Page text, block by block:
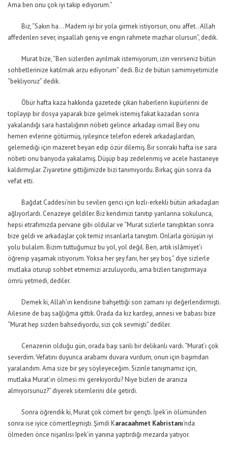
Ama ben onu çok iyi takip ediyorum.”
Biz, “Sakın ha… Madem iyi bir yola girmek istiyorsun, onu affet.. Allah
affedenleri sever, inşaallah geniş ve engin rahmete mazhar olursun”, dedik.
Murat bize, “Ben sizlerden ayrılmak istemiyorum, izin verirseniz bütün
sohbetlerinize katılmak arzu ediyorum” dedi. Biz de bütün samimiyetimizle
“bekliyoruz” dedik.
Öbür hafta kaza hakkında gazetede çıkan haberlerin kupürlerini de
toplayıp bir dosya yaparak bize gelmek istemiş fakat kazadan sonra
yakalandığı sara hastalığının nöbeti gelince arkadaşı ismail Bey onu
hemen evlerine götürmüş, iyileşince telefon ederek arkadaşlardan,
gelemediği için mazeret beyan edip özür dilemiş. Bir sonraki hafta ise sara
nöbeti onu banyoda yakalamış. Düşüp başı zedelenmiş ve acele hastaneye
kaldırmışlar. Ziyaretine gittiğimizde bizi tanımıyordu. Birkaç gün sonra da
vefat etti.
Bağdat Caddesi’nin bu sevilen genci için kızlı-erkekli bütün arkadaşları
ağlıyorlardı. Cenazeye geldiler. Biz kendimizi tanıtıp yanlarına sokulunca,
hepsi etrafımızda pervane gibi oldular ve “Murat sizlerle tanıştıktan sonra
bize geldi ve arkadaşlar çok temiz insanlarla tanıştım. Onlarla görüşün iyi
yolu bulalım. Bizim tuttuğumuz bu yol, yol değil. Ben, artık islâmiyet’i
öğrenip yaşamak istiyorum. Yoksa her şey fani, her şey boş.” diye sizlerle
mutlaka oturup sohbet etmemizi arzuluyordu, ama bizleri tanıştırmaya
ömrü yetmedi, dediler.
Demek ki, Allah’ın kendisine bahşettiği son zamanı iyi değerlendirmişti.
Ailesine de baş sağlığma gittik. Orada da kız kardeşi, annesi ve babası bize
“Murat hep sizden bahsediyordu, sizi çok sevmişti” dediler.
Cenazenin olduğu gün, orada başı sarılı bir delikanlı vardı. “Murat’ı çok
severdim. Vefatını duyunca arabamı duvara vurdum, onun için başımdan
yaralandım. Ama size bir şey söyleyeceğim. Sizinle tanışmamız için,
mutlaka Murat’ın ölmesi mi gerekiyordu? Niye bizleri de aranıza
almıyorsunuz?” diyerek sitemlerini dile getirdi.
Sonra öğrendik ki, Murat çok cömert bir gençti. İpek’in ölümünden
sonra ise iyice cömertleşmişti. Şimdi Karacaahmet Kabristanı‘nda
ölmeden önce nişanlısı îpek’in yanına yaptırdığı mezarda yatıyor.